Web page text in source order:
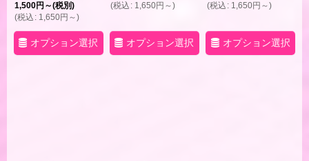
1,500円 ～(税別)
(税込 : 1,650円 ～)
オプション選択
(税込 : 1,650円 ～)
オプション選択
(税込 : 1,650円 ～)
オプション選択